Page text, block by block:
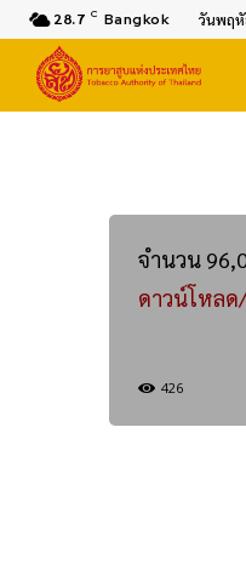
28.7 C Bangkok วันพฤหั
จำนวน
ดาวน์โหลด
426